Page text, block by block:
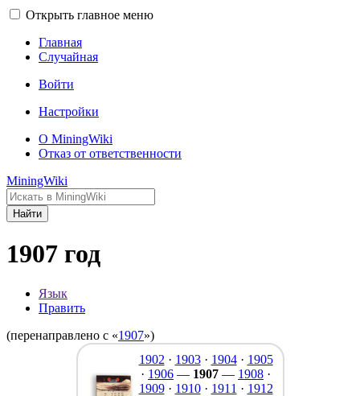
Открыть главное меню
Главная
Случайная
Войти
Настройки
О MiningWiki
Отказ от ответственности
MiningWiki
Найти
1907 год
Язык
Править
(перенаправлено с «1907»)
1902 · 1903· 1904· 1905
· 1906 — 1907 — 1908 ·
1909· 1910· 1911 · 1912